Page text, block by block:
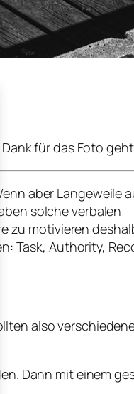
Dank für das Foto
aber Langeweile
solche verbalen
zu motivieren
Task, Authority,
also
Dann mit einem